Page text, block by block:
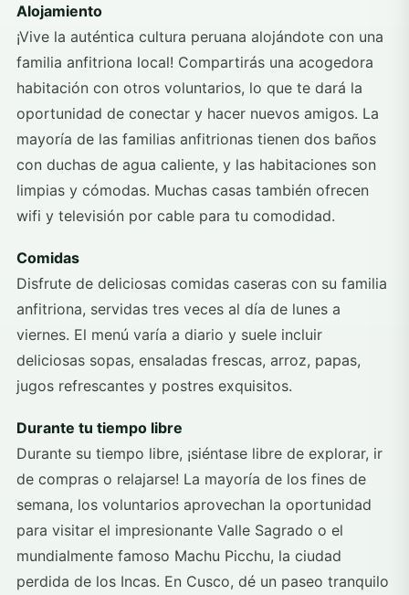
Alojamiento
¡Vive la auténtica cultura peruana alojándote con una
familia anfitriona local! Compartirás una acogedora
habitación con otros voluntarios, lo que te dará la
oportunidad de conectar y hacer nuevos amigos. La
mayoría de las familias anfitrionas tienen dos baños
con duchas de agua caliente, y las habitaciones son
limpias y cómodas. Muchas casas también ofrecen
wifi y televisión por cable para tu comodidad.
Comidas
Disfrute de deliciosas comidas caseras con su familia
anfitriona, servidas tres veces al día de lunes a
viernes. El menú varía a diario y suele incluir
deliciosas sopas, ensaladas frescas, arroz, papas,
jugos refrescantes y postres exquisitos.
Durante tu tiempo libre
Durante su tiempo libre, ¡siéntase libre de explorar, ir
de compras o relajarse! La mayoría de los fines de
semana, los voluntarios aprovechan la oportunidad
para visitar el impresionante Valle Sagrado o el
mundialmente famoso Machu Picchu, la ciudad
perdida de los Incas. En Cusco, dé un paseo tranquilo